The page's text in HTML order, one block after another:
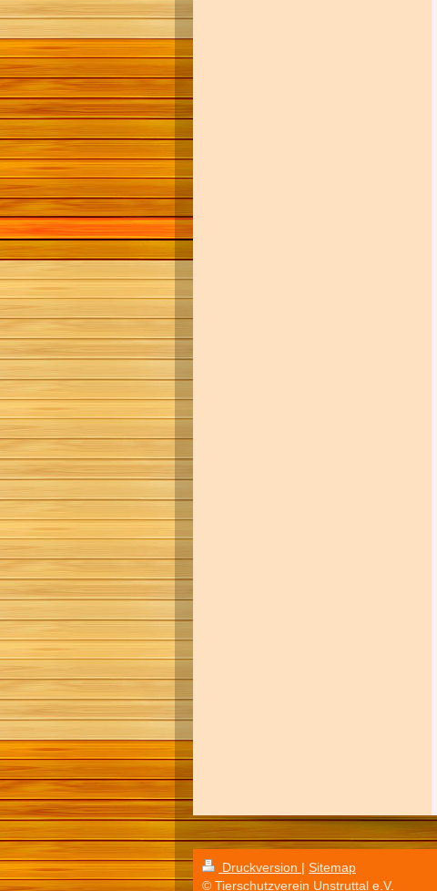
Druckversion | Sitemap
© Tierschutzverein Unstruttal e.V.